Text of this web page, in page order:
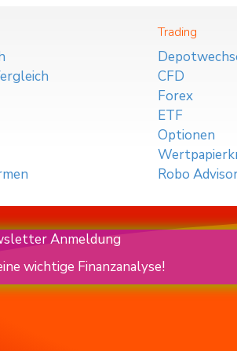
Trading
CFD
Forex
ETF
Optionen
Robo
Anmeldung
wichtige Finanzanalyse!